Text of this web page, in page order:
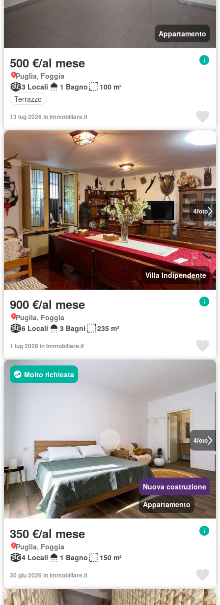
Appartamento
500 €/al mese
Puglia, Foggia
3 Locali
1 Bagno
100 m²
Terrazzo
13 lug 2026 in Immobiliare.it
4foto
Villa Indipendente
900 €/al mese
Puglia, Foggia
6 Locali
3 Bagni 235 m²
1 lug 2026 in Immobiliare.it
4foto
Molto richiesta
Nuova costruzione
Appartamento
350 €/al mese
Puglia, Foggia
4 Locali
1 Bagno 150 m²
30 giu 2026 in Immobiliare.it